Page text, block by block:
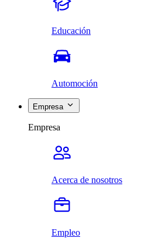
Educación
Automoción
Empresa
Empresa
Acerca de nosotros
Empleo